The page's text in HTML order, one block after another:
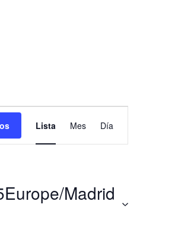
de
Lista Mes Día
Madrid